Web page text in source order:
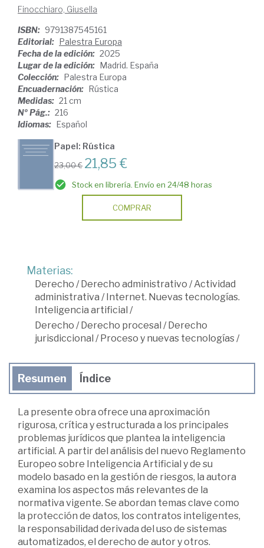
Finocchiaro, Giusella
ISBN: 9791387545161
Editorial: Palestra Europa
Fecha de la edición: 2025
Lugar de la edición: Madrid. España
Colección: Palestra Europa
Encuadernación: Rústica
Medidas: 21 cm
Nº Pág.: 216
Idiomas: Español
Papel: Rústica
23,00 € 21,85 €
Stock en librería. Envío en 24/48 horas
COMPRAR
Materias:
Derecho /Derecho administrativo /Actividad
administrativa /Internet. Nuevas tecnologías.
Inteligencia artificial /
Derecho /Derecho procesal /Derecho
jurisdiccional /Proceso y nuevas tecnologías/
Resumen Índice
La presente obra ofrece una aproximación
rigurosa, crítica y estructurada a los principales
problemas jurídicos que plantea la inteligencia
artificial. A partir del análisis del nuevo Reglamento
Europeo sobre Inteligencia Artificial y de su
modelo basado en la gestión de riesgos, la autora
examina los aspectos más relevantes de la
normativa vigente. Se abordan temas clave como
la protección de datos, los contratos inteligentes,
la responsabilidad derivada del uso de sistemas
automatizados, el derecho de autor y otros.